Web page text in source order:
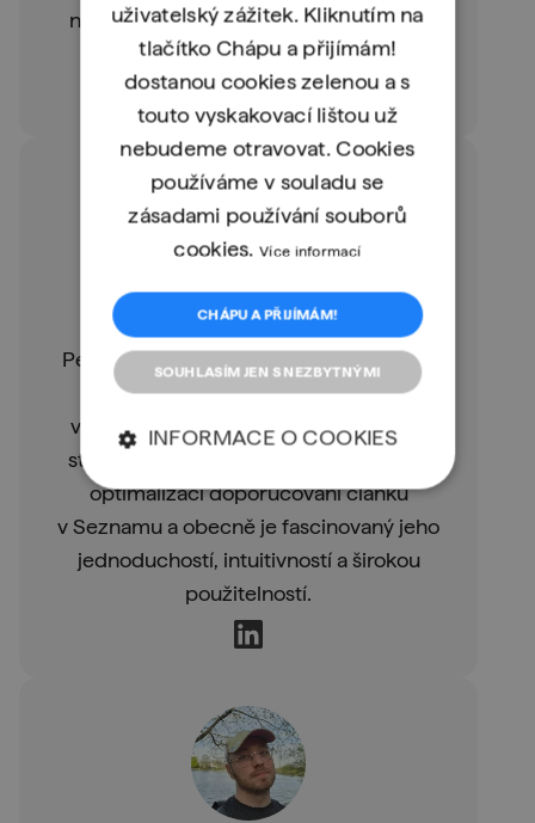
nadšení do programování i v ostatních
a pomoci jim začít.
Petr Lorenc
Senior AI/ML Researcher v MSD
Petr se programování v Pythonu věnuje
v rámci doktorského studia, kde ho
využívá jako nástroj k tomu, aby naučil
stroje komunikovat. Python využil i pro
optimalizaci doporučování článků
v Seznamu a obecně je fascinovaný jeho
jednoduchostí, intuitivností a širokou
použitelností.
uživatelský zážitek. Kliknutím na
tlačítko Chápu a přijímám!
dostanou cookies zelenou a s
touto vyskakovací lištou už
nebudeme otravovat. Cookies
používáme v souladu se
zásadami používání souborů
cookies.Více informací
CHÁPU A PŘIJÍMÁM!
SOUHLASÍM JEN S NEZBYTNÝMI
INFORMACE O COOKIES